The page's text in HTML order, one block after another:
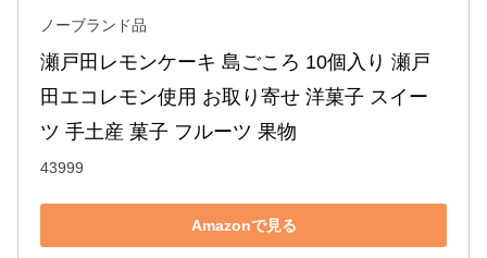
ノーブランド品
瀬戸田レモンケーキ 島ごころ 10個入り 瀬戸
田エコレモン使用 お取り寄せ 洋菓子 スイー
ツ 手土産 菓子 フルーツ 果物
43999
Amazonで見る